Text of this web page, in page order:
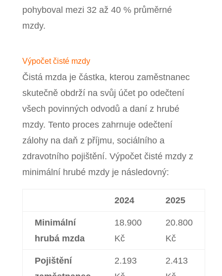
pohyboval mezi 32 až 40 % průměrné
mzdy.
Výpočet čisté mzdy
Čistá mzda je částka, kterou zaměstnanec
skutečně obdrží na svůj účet po odečtení
všech povinných odvodů a daní z hrubé
mzdy. Tento proces zahrnuje odečtení
zálohy na daň z příjmu, sociálního a
zdravotního pojištění. Výpočet čisté mzdy z
minimální hrubé mzdy je následovný:
2024 2025
Minimální
hrubá mzda
18.900
Kč
20.800
Kč
Pojištění
2.193
2.413